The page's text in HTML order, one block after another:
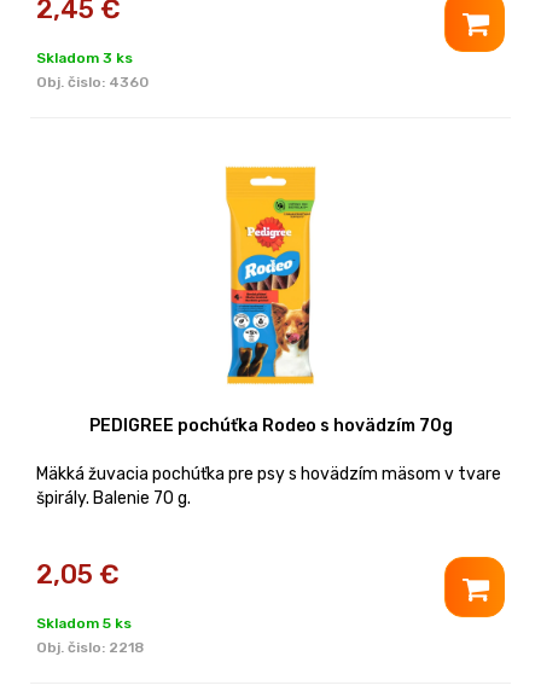
2,45 €
Skladom 3 ks
Obj. čislo: 4360
PEDIGREE pochúťka Rodeo s hovädzím 70g
Mäkká žuvacia pochúťka pre psy s hovädzím mäsom v tvare
špirály. Balenie 70 g.
2,05 €
Skladom 5 ks
Obj. čislo: 2218